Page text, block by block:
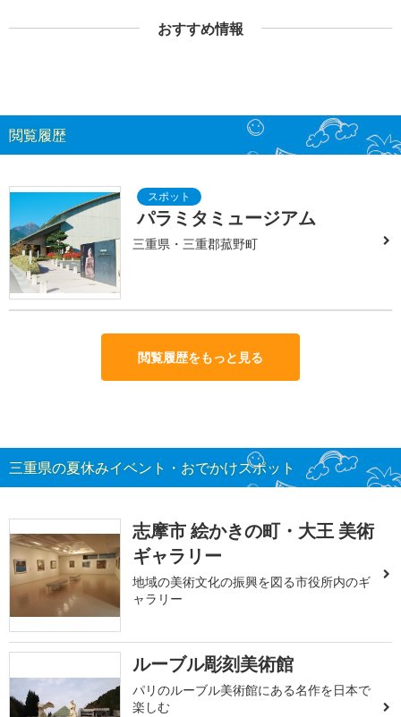
おすすめ情報
閲覧履歴
パラミタミュージアム
三重県・三重郡菰野町
閲覧履歴をもっと見る
三重県の夏休みイベント・おでかけスポット
志摩市 絵かきの町・大王 美術
ギャラリー
地域の美術文化の振興を図る市役所内のギ
ャラリー
ルーブル彫刻美術館
パリのルーブル美術館にある名作を日本で
楽しむ